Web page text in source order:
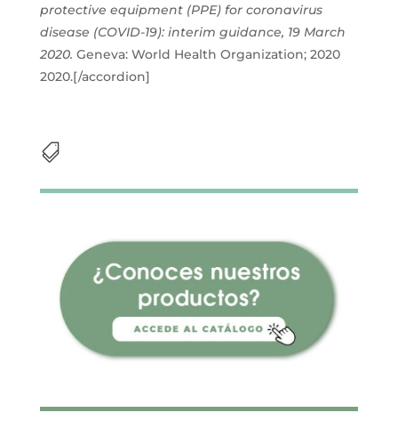
protective equipment (PPE) for coronavirus
disease (COVID-19): interim guidance, 19 March
2020. Geneva: World Health Organization; 2020
2020.[/accordion]
